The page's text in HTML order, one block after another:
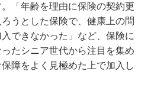
「年齢を理由に保険の契約更
うとした保険で、健康上の問
できなかった」など、保険に
たシニア世代から注目を集め
障をよく見極めた上で加入し